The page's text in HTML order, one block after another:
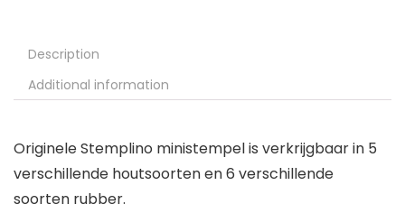
Description
Additional information
Originele Stemplino ministempel is verkrijgbaar in 5
verschillende houtsoorten en 6 verschillende
soorten rubber.